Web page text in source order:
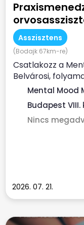
Asszisztens
(Bodajk 67km-re)
Csatlakozz a
Belvárosi,
Mental Mood
Budapest VIII.
Nincs
2026. 07. 21.